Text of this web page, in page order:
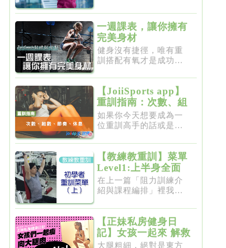
一週課表，讓你擁有
完美身材
健身沒有捷徑，唯有重
訓搭配有氧才是成功的
【JoiiSports app】
重訓指南：次數、組
數、節奏、休息
如果你今天想要成為一
位重訓高手的話或是想
【教練教重訓】菜單
Level1:上半身全面
增肌雕塑
在上一篇「阻力訓練介
紹與課程編排」裡我們
【正妹私房健身日
記】女孩一起來 解救
粗大腿
大腿粗細，絕對是東方